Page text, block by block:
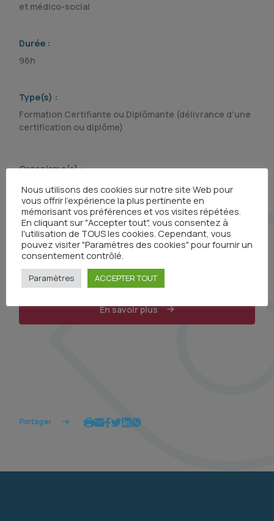
et médico-social
Durée :
96h
Type(s) :
Formation Certifiante ou Diplômante (délivrance d'une
certification ou diplôme)
Organisme(s) :
En savoir plus
Partager
Nous utilisons des cookies sur notre site Web pour
vous offrir l'expérience la plus pertinente en
mémorisant vos préférences et vos visites répétées.
En cliquant sur "Accepter tout", vous consentez à
l'utilisation de TOUS les cookies. Cependant, vous
pouvez visiter "Paramètres des cookies" pour fournir un
consentement contrôlé.
Paramètres ACCEPTER TOUT